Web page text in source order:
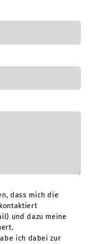
dass mich die
und dazu meine
ich dabei zur